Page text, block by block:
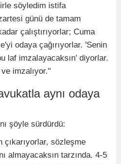
söyledim istifa
günü de tamam
çalıştırıyorlar; Cuma
odaya çağırıyorlar. 'Senin
laf imzalayacaksın' diyorlar.
imzalıyor."
aynı odaya
şöyle sürdürdü:
çıkarıyorlar, sözleşme
almayacaksın tarzında. 4-5